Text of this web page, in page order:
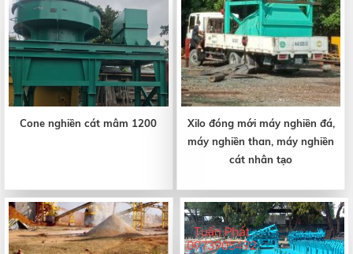
Cone nghiền cát mâm 1200
Xilo đóng mới máy nghiền đá,
máy nghiền than, máy nghiền
cát nhân tạo